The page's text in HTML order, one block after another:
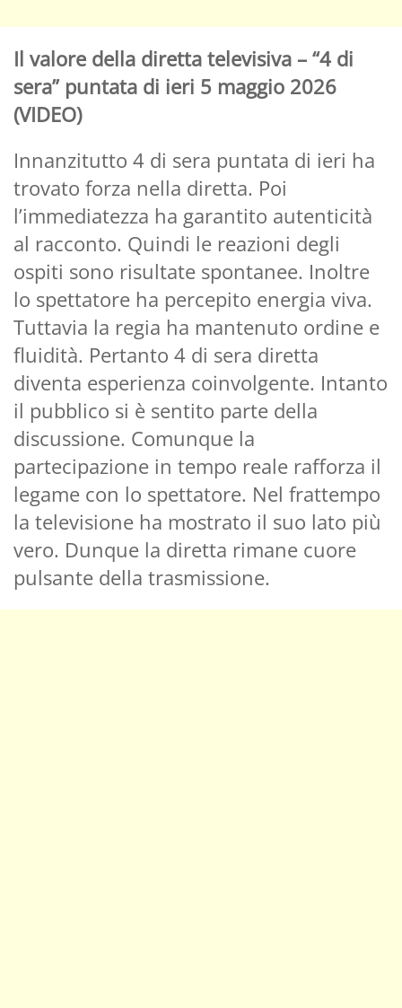
Il valore della diretta televisiva – “4 di
sera” puntata di ieri 5 maggio 2026
(VIDEO)
Innanzitutto 4 di sera puntata di ieri ha
trovato forza nella diretta. Poi
l’immediatezza ha garantito autenticità
al racconto. Quindi le reazioni degli
ospiti sono risultate spontanee. Inoltre
lo spettatore ha percepito energia viva.
Tuttavia la regia ha mantenuto ordine e
fluidità. Pertanto 4 di sera diretta
diventa esperienza coinvolgente. Intanto
il pubblico si è sentito parte della
discussione. Comunque la
partecipazione in tempo reale rafforza il
legame con lo spettatore. Nel frattempo
la televisione ha mostrato il suo lato più
vero. Dunque la diretta rimane cuore
pulsante della trasmissione.